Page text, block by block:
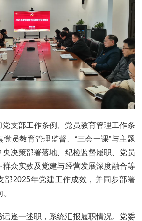
支部工作条例、党员教育管理工作条
员教育管理监督、“三会一课”与主题
决策部署落地、纪检监督履职、党员
众实效及党建与经营发展深度融合等
部2025年党建工作成效，并同步部署
记逐一述职，系统汇报履职情况。党委